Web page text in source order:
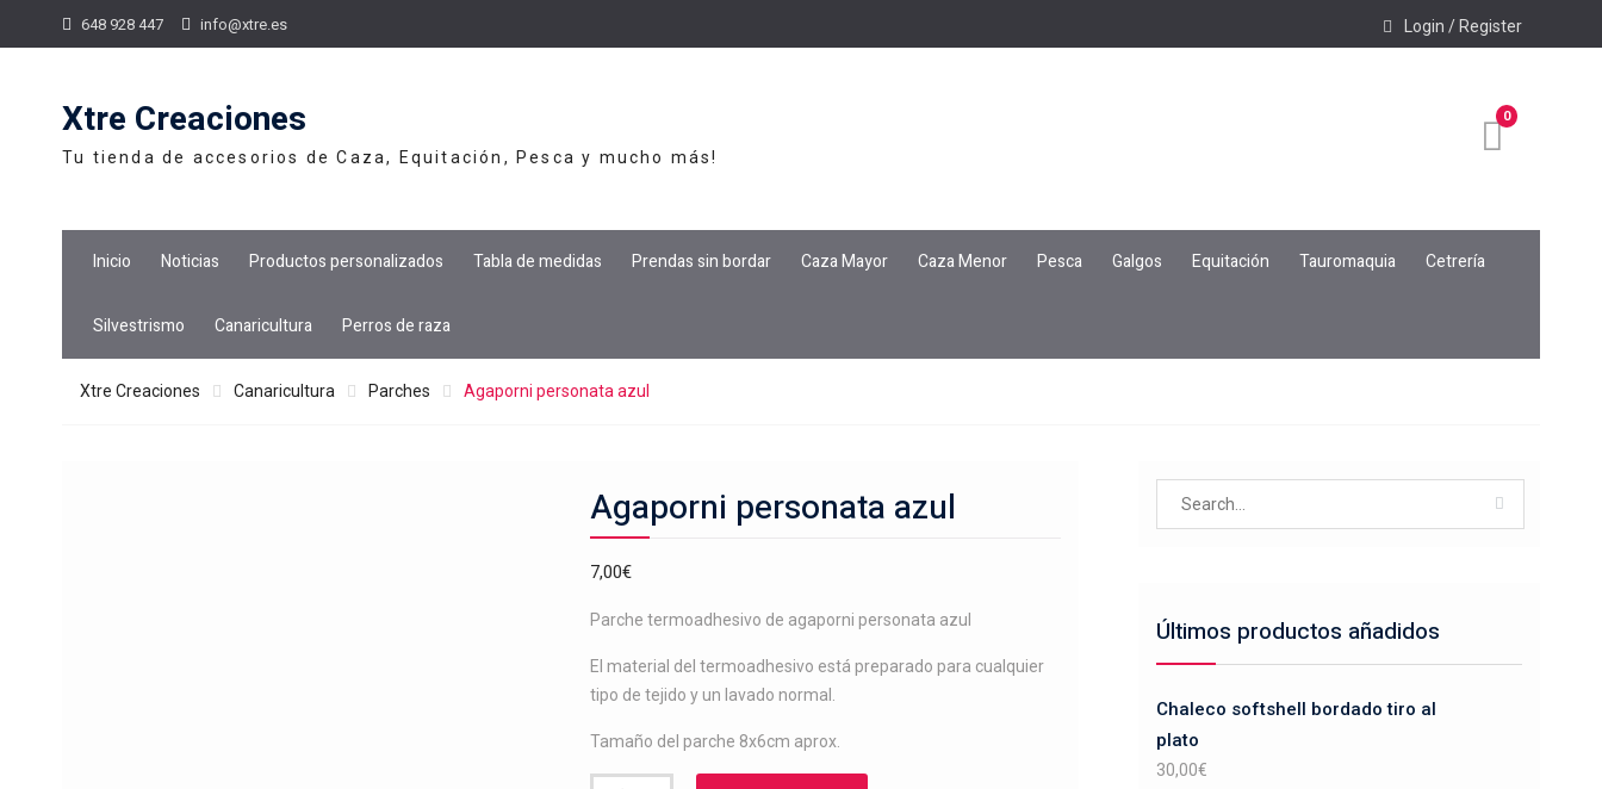
648 928 447 info@xtre.es Login / Register
Xtre Creaciones
Tu tienda de accesorios de Caza, Equitación, Pesca y mucho más!
0
Inicio Noticias Productos personalizados Tabla de medidas Prendas sin bordar Caza Mayor Caza Menor Pesca Galgos Equitación Tauromaquia Cetrería
Silvestrismo Canaricultura Perros de raza
Xtre Creaciones Canaricultura Parches Agaporni personata azul
Agaporni personata azul
7,00€
Parche termoadhesivo de agaporni personata azul
El material del termoadhesivo está preparado para cualquier
tipo de tejido y un lavado normal.
Tamaño del parche 8x6cm aprox.
Últimos productos añadidos
Chaleco softshell bordado tiro al
plato
30,00€